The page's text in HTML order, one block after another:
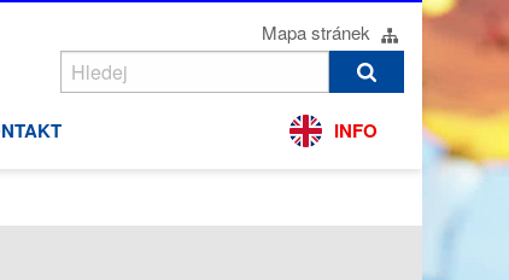
Mapa stránek
INFO